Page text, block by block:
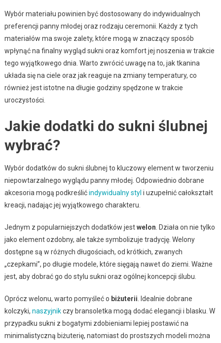
Wybór materiału powinien być dostosowany do indywidualnych
preferencji panny młodej oraz rodzaju ceremonii. Każdy z tych
materiałów ma swoje zalety, które mogą w znaczący sposób
wpłynąć na finalny wygląd sukni oraz komfort jej noszenia w trakcie
tego wyjątkowego dnia. Warto zwrócić uwagę na to, jak tkanina
układa się na ciele oraz jak reaguje na zmiany temperatury, co
również jest istotne na długie godziny spędzone w trakcie
uroczystości.
Jakie dodatki do sukni ślubnej
wybrać?
Wybór dodatków do sukni ślubnej to kluczowy element w tworzeniu
niepowtarzalnego wyglądu panny młodej. Odpowiednio dobrane
akcesoria mogą podkreślićindywidualny styl i uzupełnić całokształt
kreacji, nadając jej wyjątkowego charakteru.
Jednym z popularniejszych dodatków jestwelon . Działa on nie tylko
jako element ozdobny, ale także symbolizuje tradycję. Welony
dostępne są w różnych długościach, od krótkich, zwanych
„czepkami”, po długie modele, które sięgają nawet do ziemi. Ważne
jest, aby dobrać go do stylu sukni oraz ogólnej koncepcji ślubu.
Oprócz welonu, warto pomyśleć o biżuterii . Idealnie dobrane
kolczyki, naszyjnikczy bransoletka mogą dodać elegancji i blasku. W
przypadku sukni z bogatymi zdobieniami lepiej postawić na
minimalistyczną biżuterię, natomiast do prostszych modeli można